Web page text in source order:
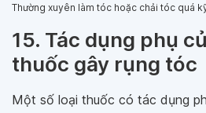
Thường xuyên làm tóc hoặc chải tóc quá
15. Tác dụng phụ
thuốc gây rụng tóc
Một số loại thuốc có tác dụng